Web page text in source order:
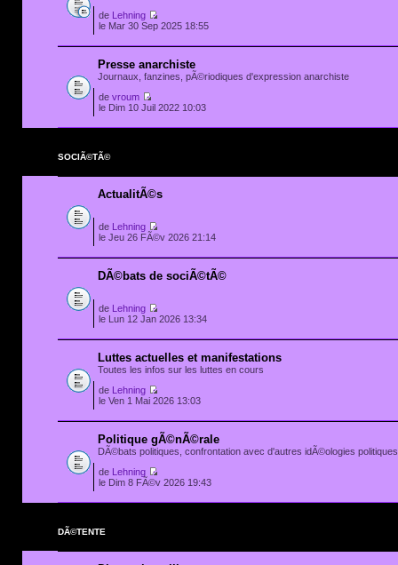
de
Lehning
le Mar 30 Sep 2025 18:55
Presse anarchiste
Journaux, fanzines, pÃ©riodiques d'expression anarchiste
de vroum
le Dim 10 Juil 2022 10:03
SOCIÃ©TÃ©
ActualitÃ©s
de
Lehning
le Jeu 26 FÃ©v 2026 21:14
DÃ©bats de sociÃ©tÃ©
de
Lehning
le Lun 12 Jan 2026 13:34
Luttes actuelles et manifestations
Toutes les infos sur les luttes en cours
de
Lehning
le Ven 1 Mai 2026 13:03
Politique gÃ©nÃ©rale
DÃ©bats politiques, confrontation avec d'autres idÃ©ologies
de
Lehning
le Dim 8 FÃ©v 2026 19:43
DÃ©TENTE